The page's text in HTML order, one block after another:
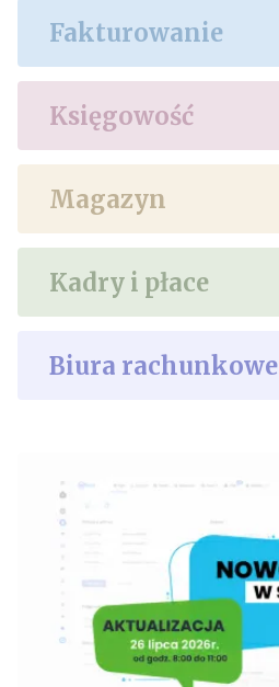
Fakturowanie
Księgowość
Magazyn
Kadry i płace
Biura rachunkowe